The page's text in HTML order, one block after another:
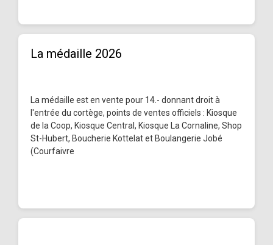
La médaille 2026
La médaille est en vente pour 14.- donnant droit à
l'entrée du cortège, points de ventes officiels : Kiosque
de la Coop, Kiosque Central, Kiosque La Cornaline, Shop
St-Hubert, Boucherie Kottelat et Boulangerie Jobé
(Courfaivre